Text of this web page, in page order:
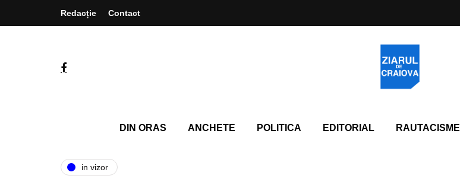
Redacție Contact
DIN ORAS ANCHETE POLITICA EDITORIAL RAUTACISME
in vizor